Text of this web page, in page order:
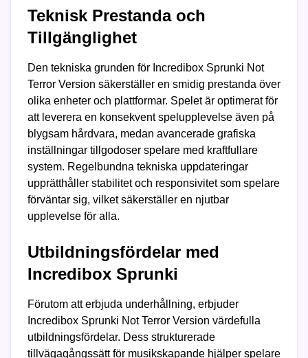
Teknisk Prestanda och
Tillgänglighet
Den tekniska grunden för Incredibox Sprunki Not
Terror Version säkerställer en smidig prestanda över
olika enheter och plattformar. Spelet är optimerat för
att leverera en konsekvent spelupplevelse även på
blygsam hårdvara, medan avancerade grafiska
inställningar tillgodoser spelare med kraftfullare
system. Regelbundna tekniska uppdateringar
upprätthåller stabilitet och responsivitet som spelare
förväntar sig, vilket säkerställer en njutbar
upplevelse för alla.
Utbildningsfördelar med
Incredibox Sprunki
Förutom att erbjuda underhållning, erbjuder
Incredibox Sprunki Not Terror Version värdefulla
utbildningsfördelar. Dess strukturerade
tillvägagångssätt för musikskapande hjälper spelare